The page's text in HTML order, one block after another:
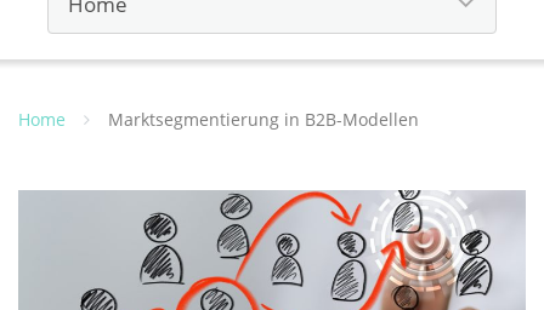
Home Marktsegmentierung in B2B-Modellen